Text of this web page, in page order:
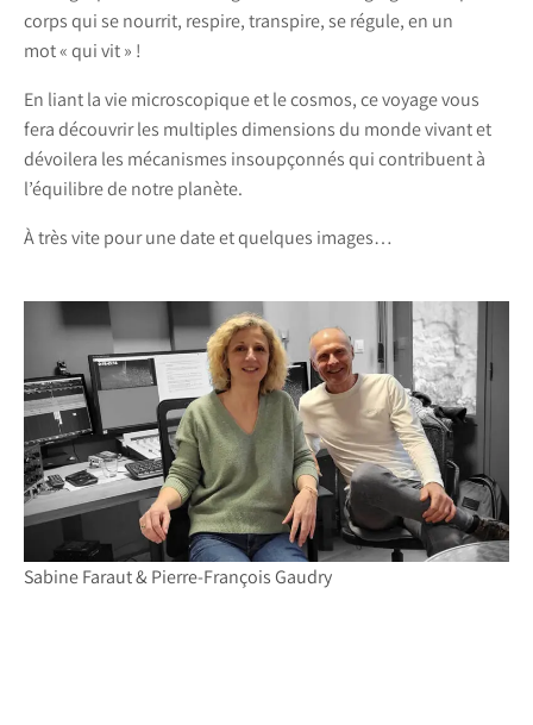
corps qui se nourrit, respire, transpire, se régule, en un
mot « qui vit » !
En liant la vie microscopique et le cosmos, ce voyage vous
fera découvrir les multiples dimensions du monde vivant et
dévoilera les mécanismes insoupçonnés qui contribuent à
l’équilibre de notre planète.
À très vite pour une date et quelques images…
Sabine Faraut & Pierre-François Gaudry